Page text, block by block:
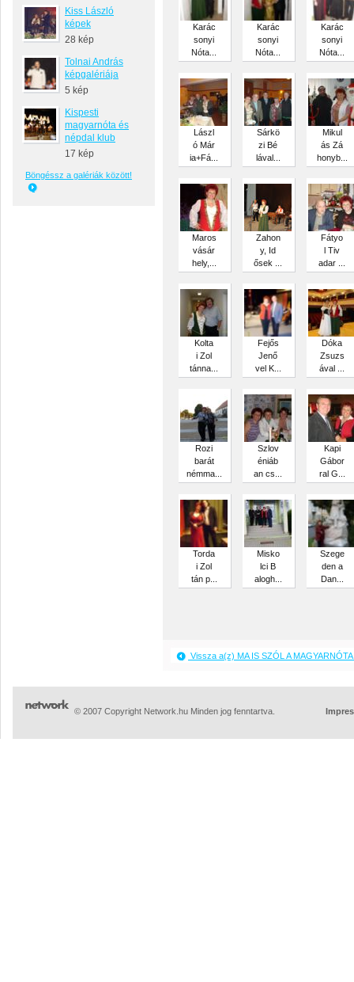
Kiss László
képek
28 kép
Tolnai András
képgalériája
5 kép
Kispesti
magyarnóta és
népdal klub
17 kép
Böngéssz a galériák között!
Karác
sonyi
Nóta...
Karác
sonyi
Nóta...
Karác
sonyi
Nóta...
Lászl
ó Már
ia+Fá...
Sárkö
zi Bé
lával...
Mikul
ás Zá
honyb...
Maros
vásár
hely,...
Zahon
y, Id
ősek ...
Fátyo
l Tiv
adar ...
Kolta
i Zol
tánna...
Fejős
Jenő
vel K...
Dóka
Zsuzs
ával ...
Rozi
barát
némma...
Szlov
éniáb
an cs...
Kapi
Gábor
ral G...
Torda
i Zol
tán p...
Misko
lci B
alogh...
Szege
den a
Dan...
Vissza a(z) MA IS SZÓL A
© 2007 Copyright Network.hu Minden jog fenntartva.